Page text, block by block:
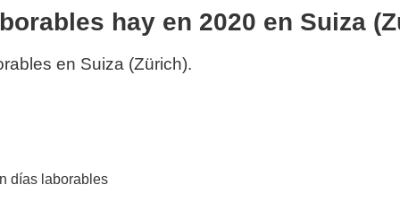
que
hay en 2020 en Suiza
en Suiza (Zürich).
días laborables